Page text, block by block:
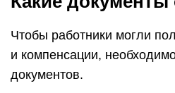
Чтобы работники могли
и компенсации,
документов.